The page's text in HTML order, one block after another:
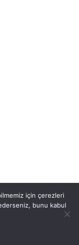
için çerezleri
bunu kabul